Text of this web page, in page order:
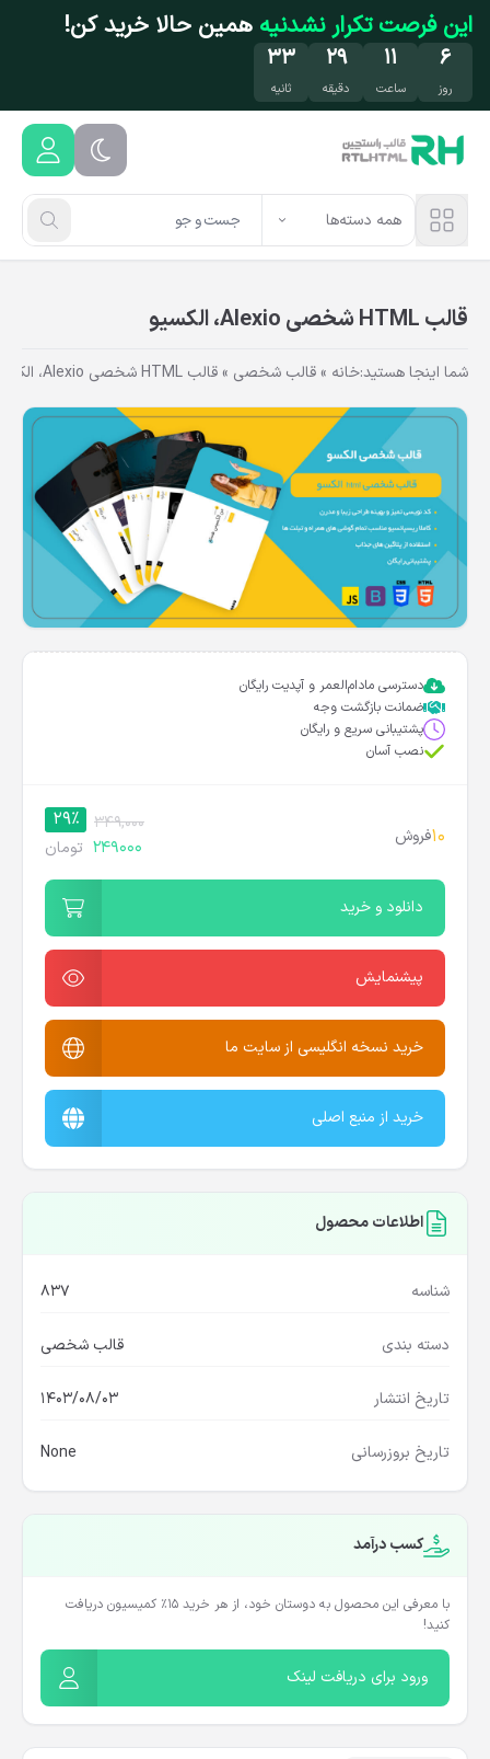
رفتن به محتوای اصلی
این فرصت تکرار نشدنیه همین حالا خرید کن!
۶
روز
۱۱
ساعت
۲۹
دقیقه
۳۲
ثانیه
همه دسته‌ها
قالب HTML شخصی Alexio، الکسیو
شما اینجا هستید:خانه »قالب شخصی »قالب HTML شخصی Alexio، الکسیو
دسترسی مادام‌العمر و آپدیت رایگان
ضمانت بازگشت وجه
پشتیبانی سریع و رایگان
نصب آسان
10فروش
349,000
29%
249000 تومان
دانلود و خرید
پیشنمایش
خرید نسخه انگلیسی از سایت ما
خرید از منبع اصلی
اطلاعات محصول
شناسه 837
دسته بندی قالب شخصی
تاریخ انتشار 1403/08/03
تاریخ بروزرسانی None
کسب درآمد
با معرفی این محصول به دوستان خود، از هر خرید ۱۵٪ کمیسیون دریافت
کنید!
ورود برای دریافت لینک